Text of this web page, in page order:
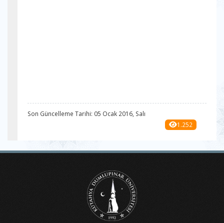
Son Güncelleme Tarihi: 05 Ocak 2016, Salı
1.252